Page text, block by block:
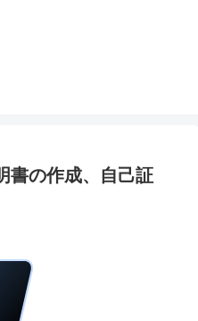
書の作成、自己証